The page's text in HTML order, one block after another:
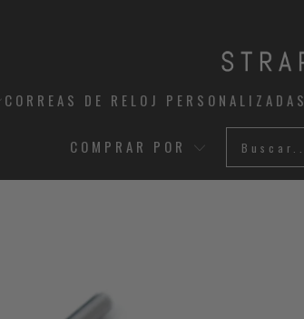
CORREAS DE RELOJ PERSONALIZADAS
COMPRAR POR